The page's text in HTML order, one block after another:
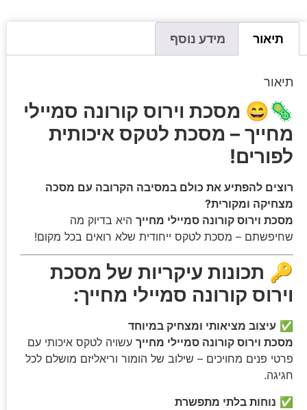
תיאור מידע נוסף
תיאור
🦠😄 מסכת וירוס קורונה סמיילי
מחייך – מסכת לטקס איכותית
לפורים!
רוצים להפתיע את כולם במסיבה הקרובה עם מסכה
מצחיקה ומקורית?
מסכת וירוס קורונה סמיילי מחייך היא בדיוק מה
שחיפשתם – מסכת לטקס ייחודית שלא רואים בכל מקום!
🔑 תכונות עיקריות של מסכת
וירוס קורונה סמיילי מחייך:
✅ עיצוב מציאותי ומצחיק במיוחד
מסכת וירוס קורונה סמיילי מחייך עשויה לטקס איכותי עם
פרטי פנים מחויכים – שילוב של הומור וריאליזם מושלם לכל
חגיגה.
✅ נוחות בלתי מתפשרת